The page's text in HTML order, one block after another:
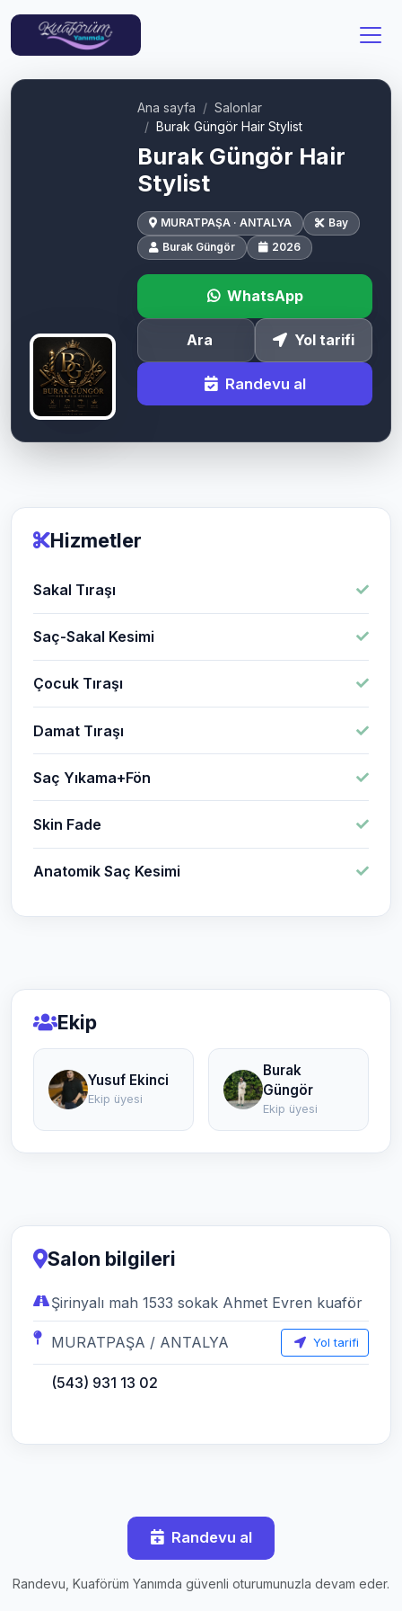
Ana sayfa
Salonlar
Burak Güngör Hair Stylist
Burak Güngör Hair
Stylist
MURATPAŞA · ANTALYA
Bay
Burak Güngör
2026
WhatsApp
Ara Yol tarifi
Randevu al
Hizmetler
Sakal Tıraşı
Saç-Sakal Kesimi
Çocuk Tıraşı
Damat Tıraşı
Saç Yıkama+Fön
Skin Fade
Anatomik Saç Kesimi
Ekip
Yusuf Ekinci
Ekip üyesi
Burak
Güngör
Ekip üyesi
Salon bilgileri
Şirinyalı mah 1533 sokak Ahmet Evren kuaför
MURATPAŞA / ANTALYA Yol tarifi
(543) 931 13 02
Randevu al
Randevu, Kuaförüm Yanımda güvenli oturumunuzla devam eder.